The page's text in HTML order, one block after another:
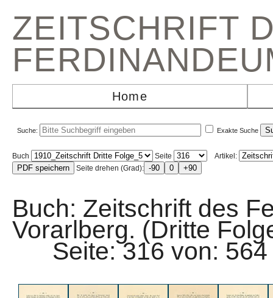
ZEITSCHRIFT
Home
Suche: Exakte Suche
Buch Seite
Artikel:
Seite drehen (Grad):
Buch: Zeitschrift des
Vorarlberg. (Dritte
Seite: 316 von: